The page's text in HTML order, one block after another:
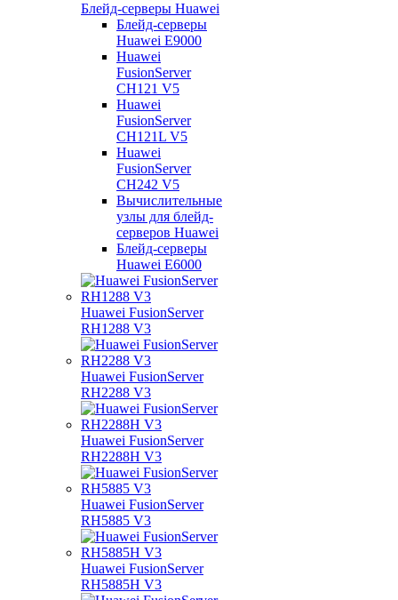
Блейд-серверы Huawei
Блейд-серверы
Huawei E9000
Huawei
FusionServer
CH121 V5
Huawei
FusionServer
CH121L V5
Huawei
FusionServer
CH242 V5
Вычислительные
узлы для блейд-
серверов Huawei
Блейд-серверы
Huawei E6000
Huawei FusionServer
RH1288 V3
Huawei FusionServer
RH2288 V3
Huawei FusionServer
RH2288H V3
Huawei FusionServer
RH5885 V3
Huawei FusionServer
RH5885H V3